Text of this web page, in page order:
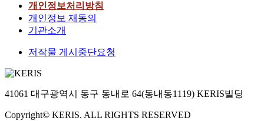
개인정보처리방침
개인정보 재동의
기관소개
저작물 게시중단요청
41061 대구광역시 동구 동내로 64(동내동1119) KERIS빌딩
Copyright© KERIS. ALL RIGHTS RESERVED